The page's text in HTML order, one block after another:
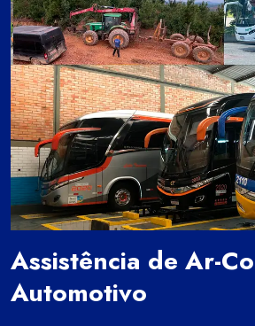
Assistência de Ar-
Automotivo